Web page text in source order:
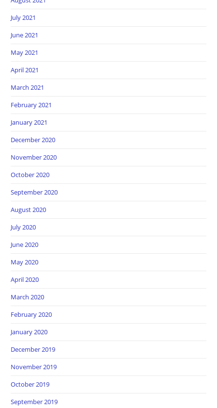
July 2021
June 2021
May 2021
April 2021
March 2021
February 2021
January 2021
December 2020
November 2020
October 2020
September 2020
August 2020
July 2020
June 2020
May 2020
April 2020
March 2020
February 2020
January 2020
December 2019
November 2019
October 2019
September 2019